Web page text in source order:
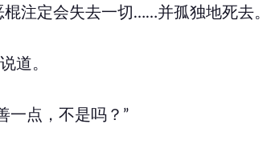
注定会失去一切……并孤独地死去。
道。
一点，不是吗？”